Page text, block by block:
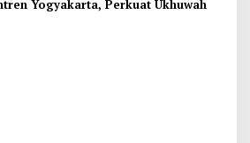
Yogyakarta, Perkuat Ukhuwah